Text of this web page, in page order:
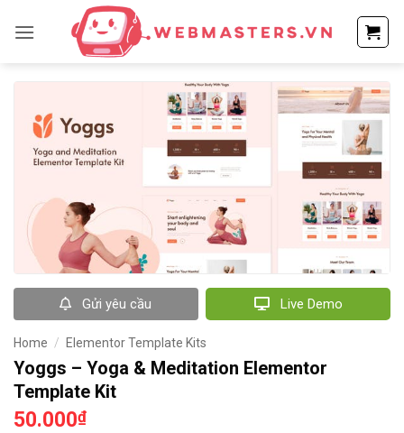
qua
Gửi yêu cầu Live Demo
Home / Elementor Template Kits
Yoggs – Yoga & Meditation Elementor
Template Kit
50.000₫